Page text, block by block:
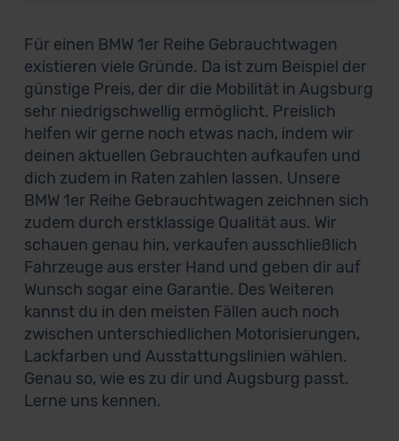
Für einen BMW 1er Reihe Gebrauchtwagen
existieren viele Gründe. Da ist zum Beispiel der
günstige Preis, der dir die Mobilität in Augsburg
sehr niedrigschwellig ermöglicht. Preislich
helfen wir gerne noch etwas nach, indem wir
deinen aktuellen Gebrauchten aufkaufen und
dich zudem in Raten zahlen lassen. Unsere
BMW 1er Reihe Gebrauchtwagen zeichnen sich
zudem durch erstklassige Qualität aus. Wir
schauen genau hin, verkaufen ausschließlich
Fahrzeuge aus erster Hand und geben dir auf
Wunsch sogar eine Garantie. Des Weiteren
kannst du in den meisten Fällen auch noch
zwischen unterschiedlichen Motorisierungen,
Lackfarben und Ausstattungslinien wählen.
Genau so, wie es zu dir und Augsburg passt.
Lerne uns kennen.